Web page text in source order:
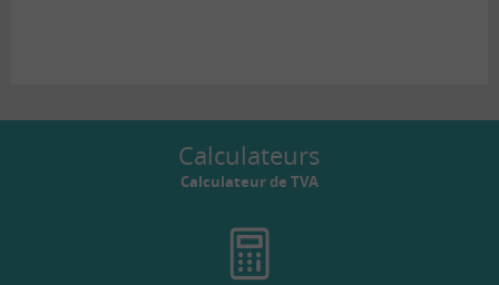
Calculateurs
Calculateur de TVA